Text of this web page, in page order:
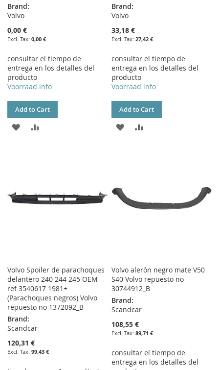
Brand:
Volvo
0,00 €
0,00 €
consultar el tiempo de
entrega en los detalles del
producto
Voorraad info
Add to Cart
ADD
Brand:
Volvo
33,18 €
27,42 €
consultar el tiempo de
entrega en los detalles del
producto
Voorraad info
Add to Cart
ADD
Volvo Spoiler de parachoques
delantero 240 244 245 OEM
ref 3540617 1981+
(Parachoques negros) Volvo
repuesto no 1372092_B
Brand:
Scandcar
120,31 €
99,43 €
Volvo alerón negro mate V50
S40 Volvo repuesto no
30744912_B
Brand:
Scandcar
108,55 €
89,71 €
consultar el tiempo de
entrega en los detalles del